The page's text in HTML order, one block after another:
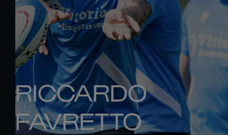
RICCARDO
FAVRETTO